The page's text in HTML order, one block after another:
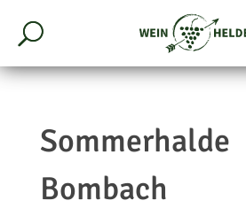
Sommerhalde
Bombach